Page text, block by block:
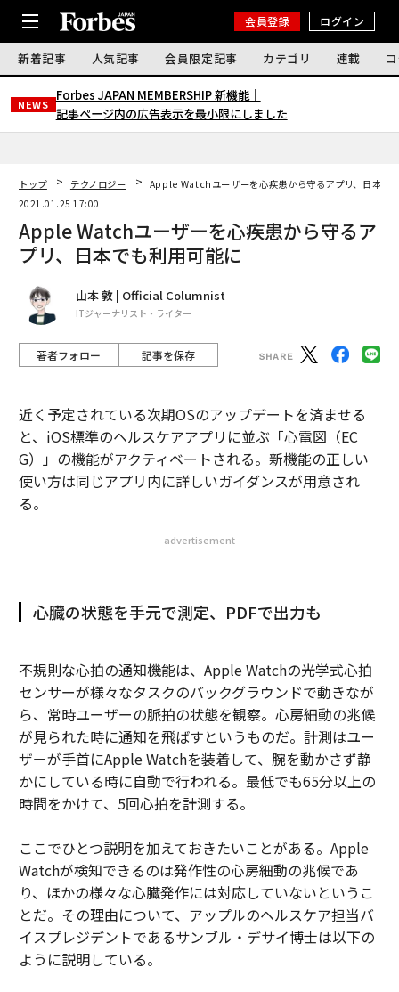
会員登録 ログイン
新着記事 人気記事 会員限定記事 カテゴリ 連載
NEWS
Forbes JAPAN MEMBERSHIP 新機能｜
記事ページ内の広告表示を最小限にしました
トップ テクノロジー
Apple Watchユーザーを心疾患から守るアプリ、日本で
2021.01.25 17:00
Apple Watchユーザーを心疾患から守るア
プリ、日本でも利用可能に
山本 敦 | Official Columnist
ITジャーナリスト・ライター
著者フォロー 記事を保存
近く予定されている次期OSのアップデートを済ませる
と、iOS標準のヘルスケアアプリに並ぶ「心電図（EC
G）」の機能がアクティベートされる。新機能の正しい
使い方は同じアプリ内に詳しいガイダンスが用意され
る。
advertisement
心臓の状態を手元で測定、PDFで出力も
不規則な心拍の通知機能は、Apple Watchの光学式心拍
センサーが様々なタスクのバックグラウンドで動きなが
ら、常時ユーザーの脈拍の状態を観察。心房細動の兆候
が見られた時に通知を飛ばすというものだ。計測はユー
ザーが手首にApple Watchを装着して、腕を動かさず静
かにしている時に自動で行われる。最低でも65分以上の
時間をかけて、5回心拍を計測する。
ここでひとつ説明を加えておきたいことがある。Apple
Watchが検知できるのは発作性の心房細動の兆候であ
り、ほかの様々な心臓発作には対応していないというこ
とだ。その理由について、アップルのヘルスケア担当バ
イスプレジデントであるサンブル・デサイ博士は以下の
ように説明している。